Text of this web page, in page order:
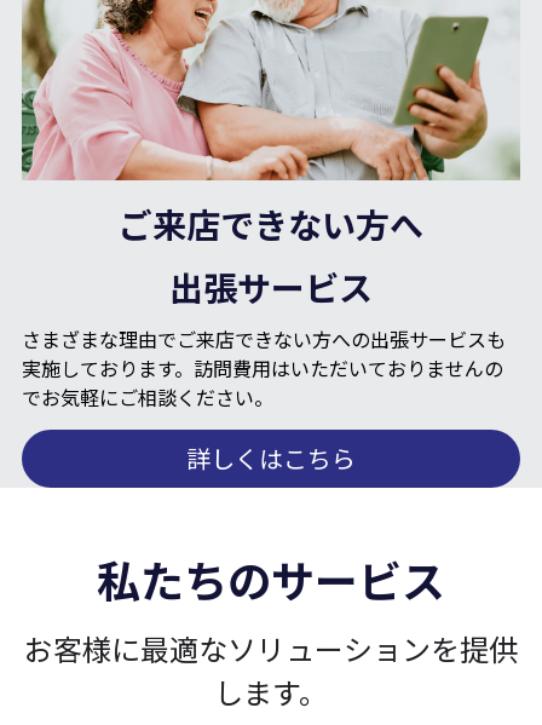
ご来店できない方へ
出張サービス
さまざまな理由でご来店できない方への出張サービスも
実施しております。訪問費用はいただいておりませんの
でお気軽にご相談ください。
詳しくはこちら
私たちのサービス
お客様に最適なソリューションを提供
します。